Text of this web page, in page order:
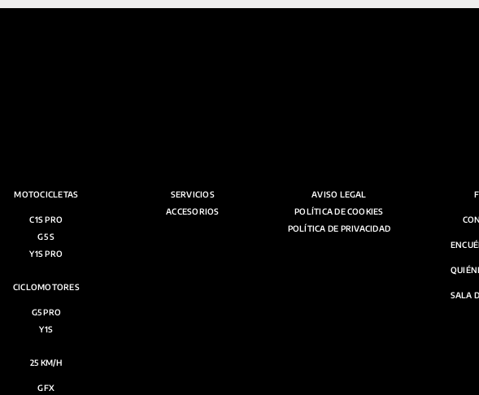
MOTOCICLETAS
C1S PRO
G5 S
Y1S PRO
CICLOMOTORES
G5 PRO
Y1S
25 KM/H
GFX
SERVICIOS
ACCESORIOS
AVISO LEGAL
POLÍTICA DE COOKIES
POLÍTICA DE PRIVACIDAD
SALA